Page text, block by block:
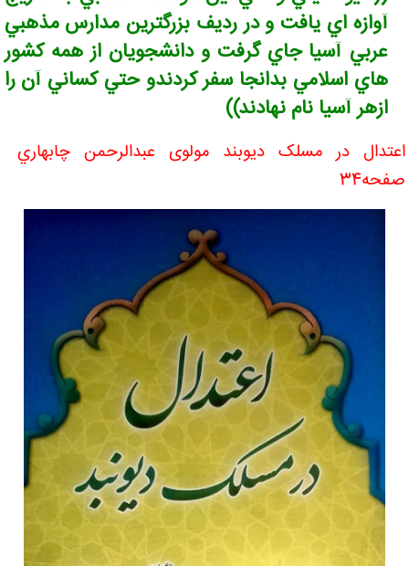
آوازه اي يافت و در رديف بزرگترين مدارس مذهبي
عربي آسيا جاي گرفت و دانشجويان از همه کشور
هاي اسلامي بدانجا سفر کردندو حتي کساني آن را
ازهر آسيا نام نهادند))
اعتدال در مسلک ديوبند مولوی عبدالرحمن چابهاري
صفحه34